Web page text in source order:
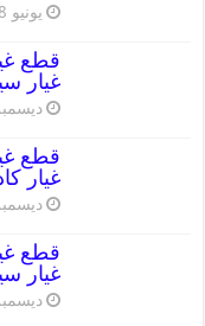
يونيو 28, 2024
غيار
ديسمبر 1,
غيار
ديسمبر 1,
غيار
ديسمبر 1,